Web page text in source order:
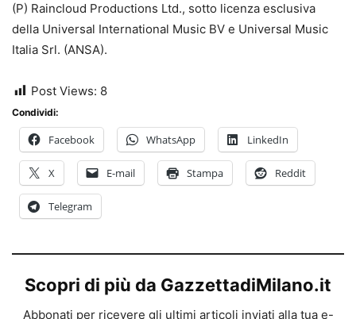
(P) Raincloud Productions Ltd., sotto licenza esclusiva
della Universal International Music BV e Universal Music
Italia Srl. (ANSA).
Post Views: 8
Condividi:
Facebook WhatsApp LinkedIn
X E-mail Stampa Reddit
Telegram
Scopri di più da GazzettadiMilano.it
Abbonati per ricevere gli ultimi articoli inviati alla tua e-